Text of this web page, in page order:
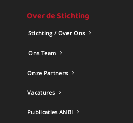
Over de Stichting
Stichting / Over Ons
Ons Team
Onze Partners
Vacatures
Publicaties ANBI